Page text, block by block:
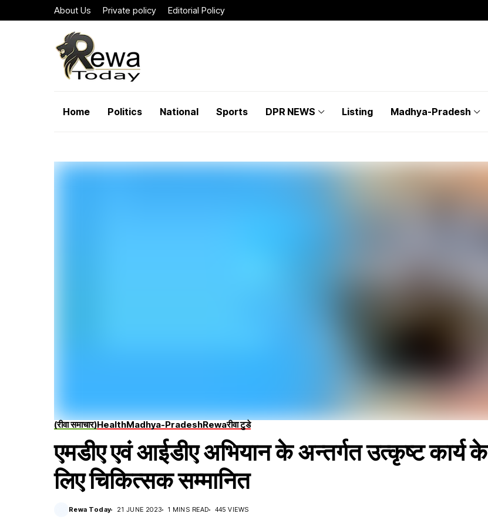
About Us Private policy Editorial Policy
Home Politics National Sports DPR NEWS Listing Madhya-Pradesh
(रीवा समाचार)HealthMadhya-PradeshRewaरीवा टुडे
एमडीए एवं आईडीए अभियान के अन्तर्गत उत्कृष्ट कार्य के
लिए चिकित्सक सम्मानित
Rewa Today 21 JUNE 2023 1 MINS READ 445 VIEWS